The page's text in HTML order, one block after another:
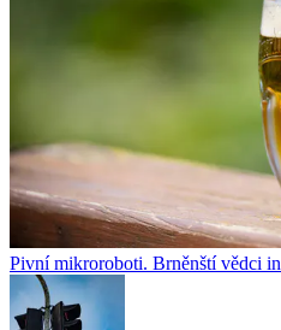
Pivní mikroroboti. Brněnští vědci